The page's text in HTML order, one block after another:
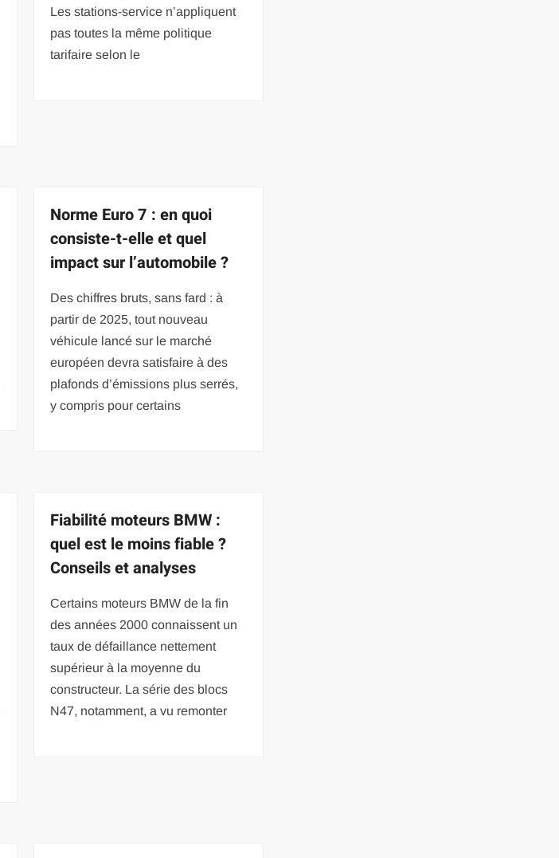
Les stations-service n’appliquent
pas toutes la même politique
tarifaire selon le
Norme Euro 7 : en quoi
consiste-t-elle et quel
impact sur l’automobile ?
Des chiffres bruts, sans fard : à
partir de 2025, tout nouveau
véhicule lancé sur le marché
européen devra satisfaire à des
plafonds d’émissions plus serrés,
y compris pour certains
Fiabilité moteurs BMW :
quel est le moins fiable ?
Conseils et analyses
Certains moteurs BMW de la fin
des années 2000 connaissent un
taux de défaillance nettement
supérieur à la moyenne du
constructeur. La série des blocs
N47, notamment, a vu remonter